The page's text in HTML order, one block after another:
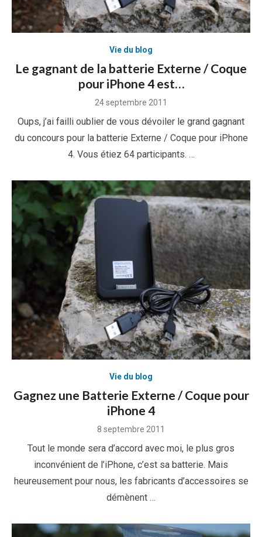
Vie du blog
Le gagnant de la batterie Externe / Coque
pour iPhone 4 est…
Posted
24 septembre 2011
Oups, j’ai failli oublier de vous dévoiler le grand gagnant
du concours pour la batterie Externe / Coque pour iPhone
4. Vous étiez 64 participants. …
Vie du blog
Gagnez une Batterie Externe / Coque pour
iPhone 4
Posted
8 septembre 2011
Tout le monde sera d’accord avec moi, le plus gros
inconvénient de l’iPhone, c’est sa batterie. Mais
heureusement pour nous, les fabricants d’accessoires se
démènent …